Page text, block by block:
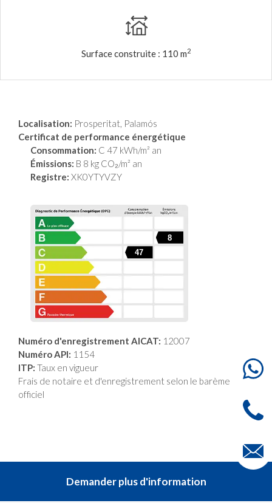
Surface construite : 110 m2
Localisation: Prosperitat, Palamós
Certificat de performance énergétique
Consommation: C 47 kWh/m² an
Émissions: B 8 kg CO₂/m² an
Registre: XK0YTYVZY
47
8
Numéro d'enregistrement AICAT: 12007
Numéro API: 1154
ITP: Taux en vigueur
Frais de notaire et d'enregistrement selon le barème
officiel
Demander plus d'information